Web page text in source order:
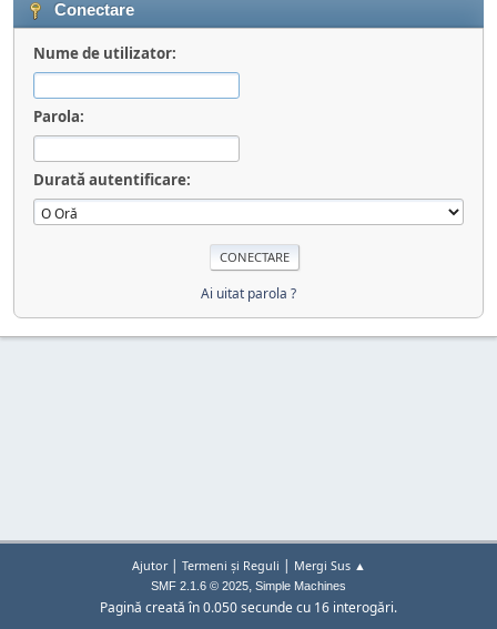
Conectare
Nume de utilizator:
Parola:
Durată autentificare:
Ai uitat parola ?
Ajutor| Termeni și Reguli | Mergi Sus ▲
SMF 2.1.6 © 2025, Simple Machines
Pagină creată în 0.050 secunde cu 16 interogări.